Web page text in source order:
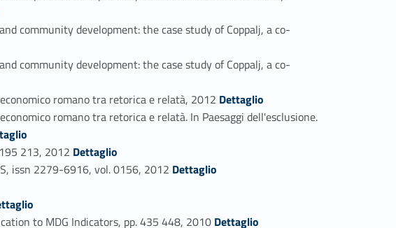
community development: the case study of Coppalj, a co-
community development: the case study of Coppalj, a co-
economico romano tra retorica e relatà, 2012 Link identifier #identifier_person_38009-54
Dettaglio
romano tra retorica e relatà. In Paesaggi dell'esclusione.
195 213, 2012 Link identifier #identifier_person_84375-56
Dettaglio
issn 2279-6916, vol. 0156, 2012 Link identifier #identifier_person_174566-57
Dettaglio
to MDG Indicators, pp. 435 448, 2010 Link identifier #identifier_person_94372-60
Dettaglio